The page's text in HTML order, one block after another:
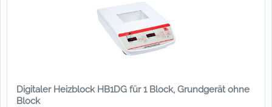
Digitaler Heizblock HB1DG für 1 Block, Grundgerät ohne
Block